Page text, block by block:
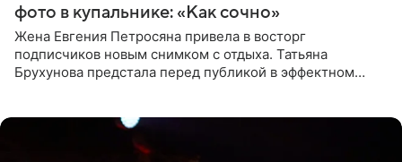
фото в купальнике: «Как сочно»
Жена Евгения Петросяна привела в восторг
подписчиков новым снимком с отдыха. Татьяна
Брухунова предстала перед публикой в эффектном